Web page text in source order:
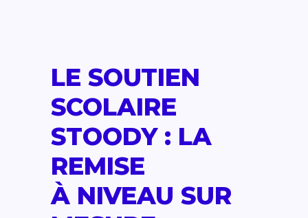
LE SOUTIEN
SCOLAIRE
STOODY : LA
REMISE
À NIVEAU SUR